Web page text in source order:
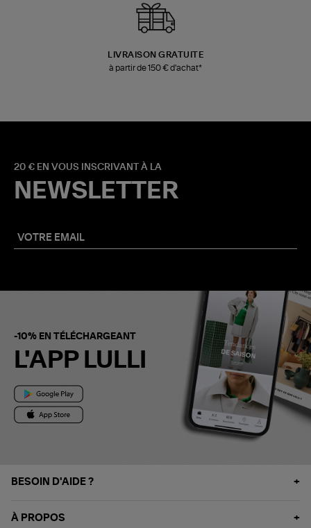
LIVRAISON GRATUITE
à partir de 150 € d'achat*
20 € EN VOUS INSCRIVANT À LA
NEWSLETTER
-10% EN TÉLÉCHARGEANT
L'APP LULLI
BESOIN D'AIDE ?
À PROPOS